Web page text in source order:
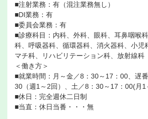
■注射業務：有（混注業務無し）
■DI業務：有
■委員会業務：有
■診療科目：内科、外科、眼科、耳鼻咽喉
科、呼吸器科、循環器科、消火器科、小児
マチ科、リハビリテーション科、放射線科
＜働き方＞
■就業時間：月～金／8：30～17：00、遅
30（週1～2回）、土／8：30～17：00(月1
■休日：完全週休二日制
■当直：休日当番・・・無